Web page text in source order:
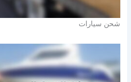
شحن سيارات